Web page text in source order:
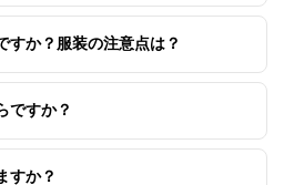
すか？服装の注意点は？
ですか？
すか？